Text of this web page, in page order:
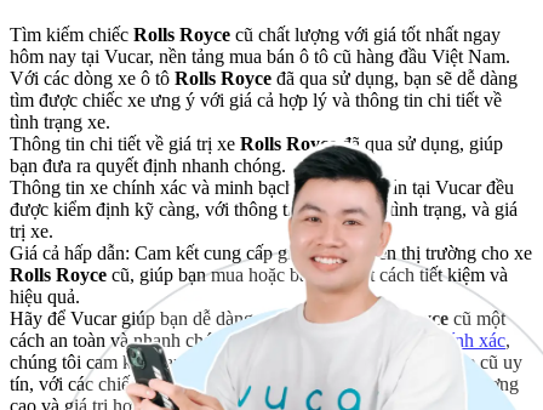
Tìm kiếm chiếc Rolls Royce cũ chất lượng với giá tốt nhất ngay
hôm nay tại Vucar, nền tảng mua bán ô tô cũ hàng đầu Việt Nam.
Với các dòng xe ô tô Rolls Royce đã qua sử dụng, bạn sẽ dễ dàng
tìm được chiếc xe ưng ý với giá cả hợp lý và thông tin chi tiết về
tình trạng xe.
Thông tin chi tiết về giá trị xe Rolls Royceđã qua sử dụng, giúp
bạn đưa ra quyết định nhanh chóng.
Thông tin xe chính xác và minh bạch: Tất cả xe bán tại Vucar đều
được kiểm định kỹ càng, với thông tin rõ ràng về tình trạng, và giá
trị xe.
Giá cả hấp dẫn: Cam kết cung cấp giá tốt nhất trên thị trường cho xe
Rolls Royce cũ, giúp bạn mua hoặc bán xe một cách tiết kiệm và
hiệu quả.
Hãy để Vucar giúp bạn dễ dàng mua bán xe Rolls Royce cũ một
cách an toàn và nhanh chóng. Với công cụ
định giá xe chính xác,
chúng tôi cam kết mang đến cho bạn trải nghiệm mua bán xe cũ uy
tín, với các chiếcRolls Royce đã qua sử dụng đảm bảo chất lượng
cao và giá trị hợp lý nhất trên thị trường.